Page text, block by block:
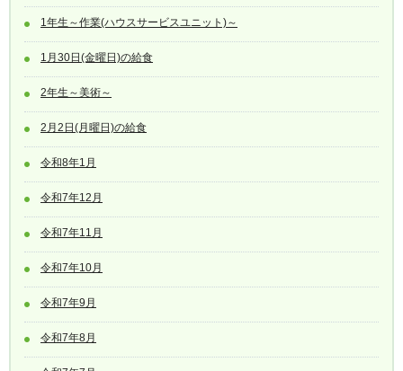
1年生～作業(ハウスサービスユニット)～
1月30日(金曜日)の給食
2年生～美術～
2月2日(月曜日)の給食
令和8年1月
令和7年12月
令和7年11月
令和7年10月
令和7年9月
令和7年8月